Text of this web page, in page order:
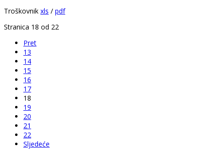
Troškovnik xls / pdf
Stranica 18 od 22
Pret
13
14
15
16
17
18
19
20
21
22
Sljedeće